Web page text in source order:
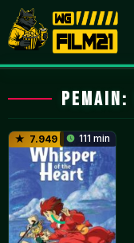
Loncat
ke
konten
Pemain:
7.949 111 min